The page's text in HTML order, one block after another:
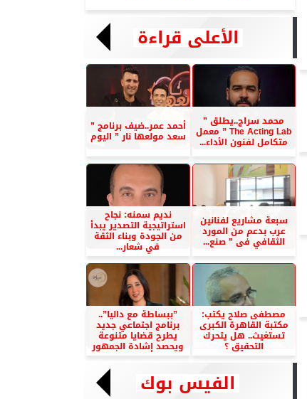
الأعلى قراءة
محمد سراج..يطلق ”
The Acting Lab ” معمل
متكامل لفنون الأداء...
أحمد عمر..ضيف برنامج ”
سعد مولعها نار ” اليوم
سبعة مشاريع لفنانين
عرب بدعم من المورد
الثقافي فى ” صنع...
نديم سمنه: نجاح
استراتيجية التصدير يبدأ
من الجودة وبناء الثقة
في شعار...
مصطفى صلاح يكتب:
مكتبة القاهرة الكبرى
تستغيث.. هل يتحرك
التحقيق ؟
”ببساطة مع داليا”..
برنامج اجتماعي جديد
يطرح قضايا متنوعة
ويحصد إشادة الجمهور
الفيس بوك